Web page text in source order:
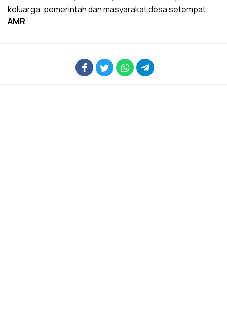
keluarga, pemerintah dan masyarakat desa setempat.
AMR